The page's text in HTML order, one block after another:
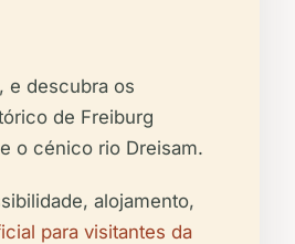
e descubra os
de Freiburg
o cénico rio Dreisam.
alojamento,
para visitantes da